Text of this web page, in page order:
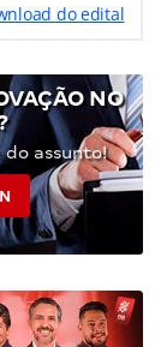
do edital
NO
assunto!